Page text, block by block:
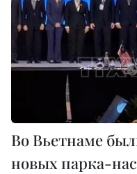
Во Вьетнаме
новых парка-